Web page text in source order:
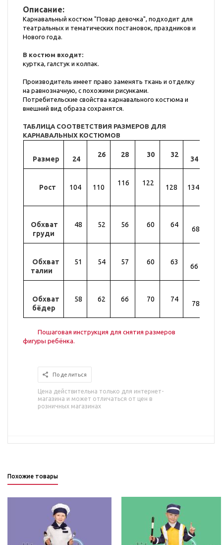
Описание:
Карнавальный костюм "Повар девочка", подходит для
театральных и тематических постановок, праздников и
Нового года.
В костюм входит:
куртка, галстук и колпак.
Производитель имеет право заменять ткань и отделку
на равнозначную, с похожими рисунками.
Потребительские свойства карнавального костюма и
внешний вид образа сохранятся.
ТАБЛИЦА СООТВЕТСТВИЯ РАЗМЕРОВ ДЛЯ
КАРНАВАЛЬНЫХ КОСТЮМОВ
Размер 24
26 28 30 32
34
Рост 104 110
116 122
128 134
Обхват
груди
48 52 56 60 64
68
Обхват
талии
51 54 57 60 63
66
Обхват
бёдер
58 62 66 70 74
78
Пошаговая инструкция для снятия размеров
фигуры ребёнка.
Поделиться
Цена действительна только для интернет-
магазина и может отличаться от цен в
розничных магазинах
Похожие товары